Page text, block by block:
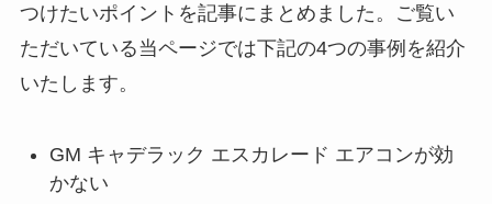
つけたいポイントを記事にまとめました。ご覧い
ただいている当ページでは下記の4つの事例を紹介
いたします。
GM キャデラック エスカレード エアコンが効
かない